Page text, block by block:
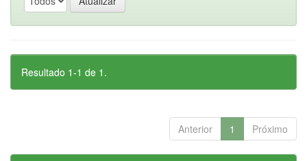
Resultado 1-1 de 1.
Anterior 1 Próximo